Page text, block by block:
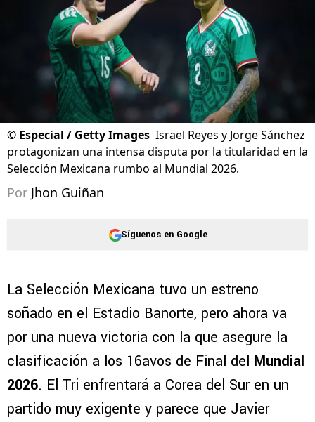
© Especial / Getty Images Israel Reyes y Jorge Sánchez
protagonizan una intensa disputa por la titularidad en la
Selección Mexicana rumbo al Mundial 2026.
Por Jhon Guiñan
Síguenos en Google
La Selección Mexicana tuvo un estreno
soñado en el Estadio Banorte, pero ahora va
por una nueva victoria con la que asegure la
clasificación a los 16avos de Final del Mundial
2026. El Tri enfrentará a Corea del Sur en un
partido muy exigente y parece que Javier